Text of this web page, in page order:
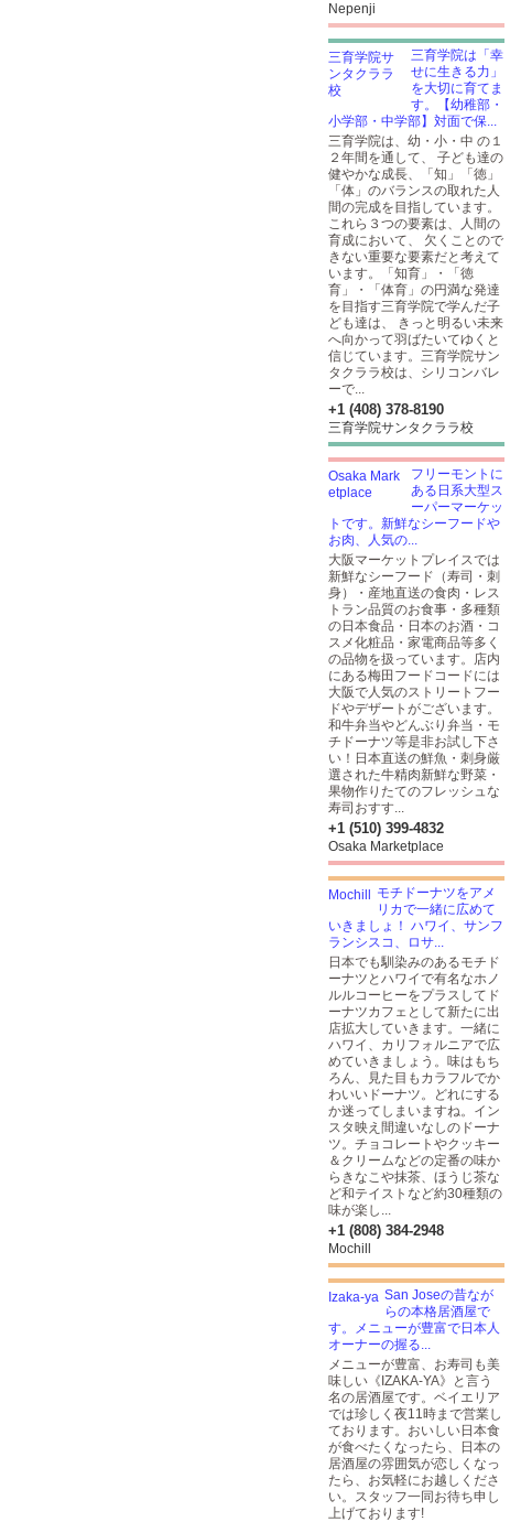
Nepenji
三育学院は「幸
せに生きる力」
を大切に育てま
す。【幼稚部・
小学部・中学部】対面で保...
三育学院は、幼・小・中 の１
２年間を通して、 子ども達の
健やかな成長、「知」「徳」
「体」のバランスの取れた人
間の完成を目指しています。
これら３つの要素は、人間の
育成において、 欠くことので
きない重要な要素だと考えて
います。「知育」・「徳
育」・「体育」の円満な発達
を目指す三育学院で学んだ子
ども達は、 きっと明るい未来
へ向かって羽ばたいてゆくと
信じています。三育学院サン
タクララ校は、シリコンバレ
ーで...
+1 (408) 378-8190
三育学院サンタクララ校
フリーモントに
ある日系大型ス
ーパーマーケッ
トです。新鮮なシーフードや
お肉、人気の...
大阪マーケットプレイスでは
新鮮なシーフード（寿司・刺
身）・産地直送の食肉・レス
トラン品質のお食事・多種類
の日本食品・日本のお酒・コ
スメ化粧品・家電商品等多く
の品物を扱っています。店内
にある梅田フードコードには
大阪で人気のストリートフー
ドやデザートがございます。
和牛弁当やどんぶり弁当・モ
チドーナツ等是非お試し下さ
い！日本直送の鮮魚・刺身厳
選された牛精肉新鮮な野菜・
果物作りたてのフレッシュな
寿司おすす...
+1 (510) 399-4832
Osaka Marketplace
モチドーナツをアメ
リカで一緒に広めて
いきましょ！ ハワイ、サンフ
ランシスコ、ロサ...
日本でも馴染みのあるモチド
ーナツとハワイで有名なホノ
ルルコーヒーをプラスしてド
ーナツカフェとして新たに出
店拡大していきます。一緒に
ハワイ、カリフォルニアで広
めていきましょう。味はもち
ろん、見た目もカラフルでか
わいいドーナツ。どれにする
か迷ってしまいますね。イン
スタ映え間違いなしのドーナ
ツ。チョコレートやクッキー
＆クリームなどの定番の味か
らきなこや抹茶、ほうじ茶な
ど和テイストなど約30種類の
味が楽し...
+1 (808) 384-2948
Mochill
San Joseの昔なが
らの本格居酒屋で
す。メニューが豊富で日本人
オーナーの握る...
メニューが豊富、お寿司も美
味しい《IZAKA-YA》と言う
名の居酒屋です。ベイエリア
では珍しく夜11時まで営業し
ております。おいしい日本食
が食べたくなったら、日本の
居酒屋の雰囲気が恋しくなっ
たら、お気軽にお越しくださ
い。スタッフ一同お待ち申し
上げております!